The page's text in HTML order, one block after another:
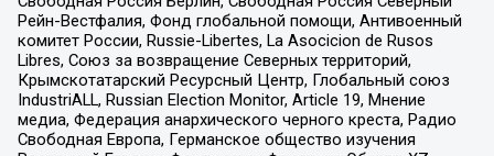
Рейн-Вестфалия, Фонд глобальной помощи, Антивоенный
комитет России, Russie-Libertes, La Asocicion de Rusos
Libres, Союз за возвращение Северных территорий,
Крымскотатарский Ресурсный Центр, Глобальный союз
IndustriALL, Russian Election Monitor, Article 19, Мнение
медиа, Федерация анархического черного креста, Радио
Свободная Европа, Германское общество изучения